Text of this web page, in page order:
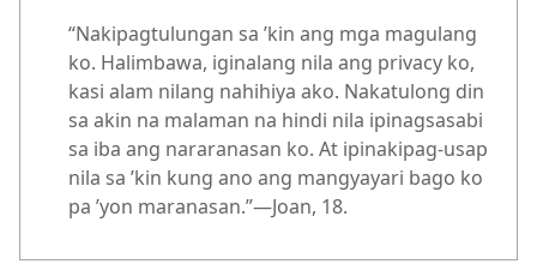
“Nakipagtulungan sa ’kin ang mga magulang
ko. Halimbawa, iginalang nila ang privacy ko,
kasi alam nilang nahihiya ako. Nakatulong din
sa akin na malaman na hindi nila ipinagsasabi
sa iba ang nararanasan ko. At ipinakipag-usap
nila sa ’kin kung ano ang mangyayari bago ko
pa ’yon maranasan.”—Joan, 18.